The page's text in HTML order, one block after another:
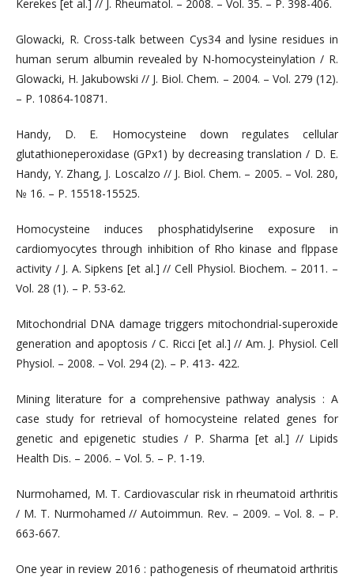
Kerekes [et al.] // J. Rheumatol. – 2008. – Vol. 35. – P. 398-406.
Glowacki, R. Cross-talk between Cys34 and lysine residues in
human serum albumin revealed by N-homocysteinylation / R.
Glowacki, H. Jakubowski // J. Biol. Chem. – 2004. – Vol. 279 (12).
– P. 10864-10871.
Handy, D. E. Homocysteine down regulates cellular
glutathioneperoxidase (GPx1) by decreasing translation / D. E.
Handy, Y. Zhang, J. Loscalzo // J. Biol. Chem. – 2005. – Vol. 280,
№ 16. – P. 15518-15525.
Homocysteine induces phosphatidylserine exposure in
cardiomyocytes through inhibition of Rho kinase and flppase
activity / J. A. Sipkens [et al.] // Cell Physiol. Biochem. – 2011. –
Vol. 28 (1). – P. 53-62.
Mitochondrial DNA damage triggers mitochondrial-superoxide
generation and apoptosis / C. Ricci [et al.] // Am. J. Physiol. Cell
Physiol. – 2008. – Vol. 294 (2). – P. 413- 422.
Mining literature for a comprehensive pathway analysis : A
case study for retrieval of homocysteine related genes for
genetic and epigenetic studies / P. Sharma [et al.] // Lipids
Health Dis. – 2006. – Vol. 5. – P. 1-19.
Nurmohamed, M. T. Cardiovascular risk in rheumatoid arthritis
/ M. T. Nurmohamed // Autoimmun. Rev. – 2009. – Vol. 8. – P.
663-667.
One year in review 2016 : pathogenesis of rheumatoid arthritis